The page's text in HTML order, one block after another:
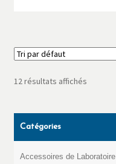
12 résultats affichés
Catégories
Accessoires de Laboratoire